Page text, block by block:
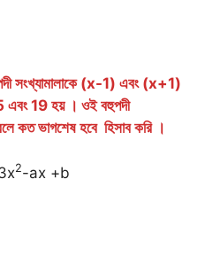
সংখ্যামালাকে (x-1) এবং (x+1)
5 এবং 19 হয় । ওই বহুপদী
কত ভাগশেষ হবে হিসাব করি ।
2-ax +b